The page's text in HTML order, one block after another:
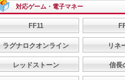
対応ゲーム・電子マネー
FF11
ラグナロクオンライン リネ
レッドストーン 信長